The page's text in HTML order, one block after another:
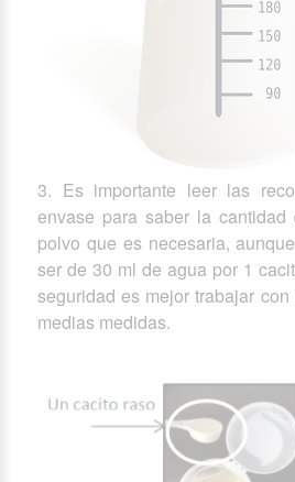
3. Es importante leer las
envase para saber la
polvo que es necesaria,
ser de 30 ml de agua por 1
seguridad es mejor trabajar
medias medidas.